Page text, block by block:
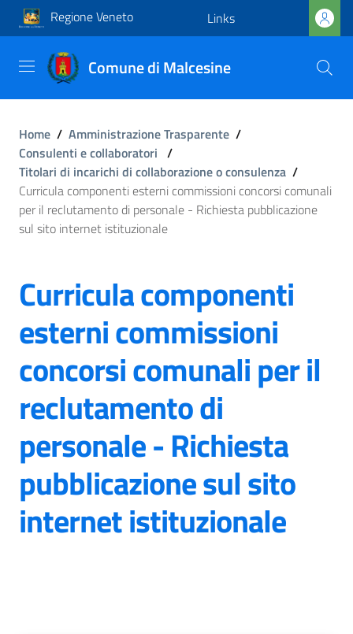
Regione Veneto Links
Comune di Malcesine
Home / Amministrazione Trasparente /
Consulenti e collaboratori /
Titolari di incarichi di collaborazione o consulenza /
Curricula componenti esterni commissioni concorsi comunali
per il reclutamento di personale - Richiesta pubblicazione
sul sito internet istituzionale
Curricula componenti
esterni commissioni
concorsi comunali per il
reclutamento di
personale - Richiesta
pubblicazione sul sito
internet istituzionale